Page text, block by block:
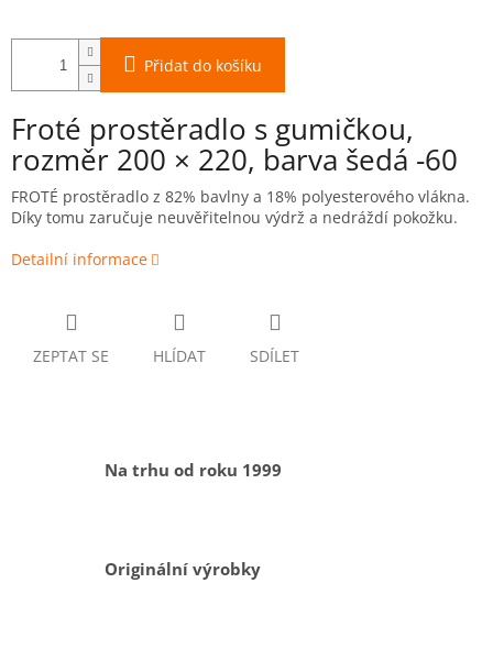
Přidat do košíku
Froté prostěradlo s gumičkou,
rozměr 200 × 220, barva šedá -60
FROTÉ prostěradlo z 82% bavlny a 18% polyesterového vlákna.
Díky tomu zaručuje neuvěřitelnou výdrž a nedráždí pokožku.
Detailní informace
ZEPTAT SE HLÍDAT SDÍLET
Na trhu od roku 1999
Originální výrobky